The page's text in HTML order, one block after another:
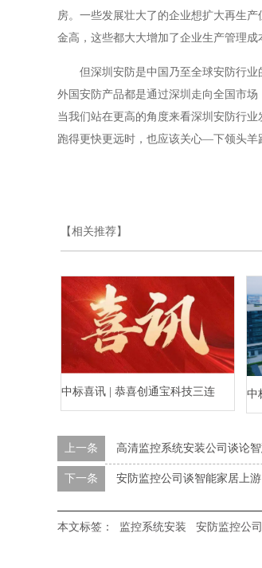
房。一些发展壮大了的企业想扩大再生
金高，这些都大大增加了企业生产管理成
但深圳安防是中国乃至全球安防行
外国安防产品都是通过深圳走向全国市
当我们站在更高的角度来看深圳安防行
跑得更快更远时，也应该关心—下领头羊
【相关推荐】
中标喜讯 | 恭喜创通宝科技三连 中
标
上一条 高清监控系统安装公司谈论
下一条 安防监控公司谈智能家居上
本文标签： 监控系统安装 安防监控公司